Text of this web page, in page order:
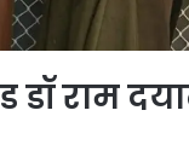
डॉ राम